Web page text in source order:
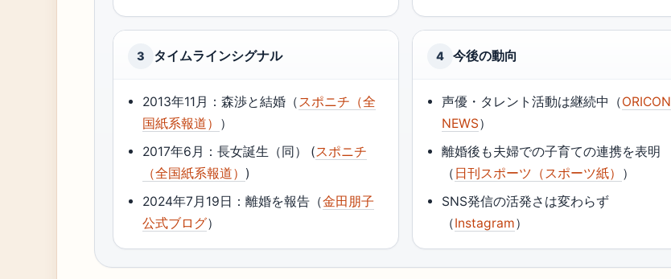
3 タイムラインシグナル
2013年11月：森渉と結婚（スポニチ（全
国紙系報道） ）
2017年6月：長女誕生（同） (スポニチ
（全国紙系報道） )
2024年7月19日：離婚を報告（金田朋子
公式ブログ）
4 今後の動向
声優・タレント活動は継続中（ORICON
NEWS）
離婚後も夫婦での子育ての連携を表明
（ 日刊スポーツ（スポーツ紙） ）
SNS発信の活発さは変わらず
（Instagram）